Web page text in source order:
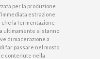
per la produzione
estrazione
la fermentazione
ultimamente si stanno
di macerazione a
far passare nel mosto
contenute nella